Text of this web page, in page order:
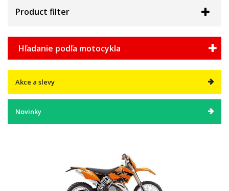
Product filter
Hľadanie podľa motocykla
Akce a slevy
Novinky